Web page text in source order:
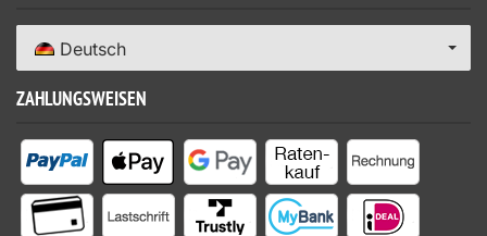
Deutsch
ZAHLUNGSWEISEN